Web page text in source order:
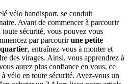
vélo handisport, se conduit
Avant de commencer à parcourir
sécurité, vous pouvez vous
par parcourirune petite
quartier, entraînez-vous à monter et
des virages. Ainsi, vous apprendrez à
aurez plus confiance en vous, ce
vélo en toute sécurité. Avez-vous un